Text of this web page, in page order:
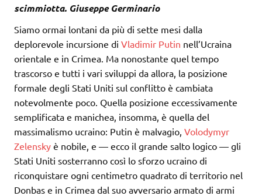
scimmiotta. Giuseppe Germinario
Siamo ormai lontani da più di sette mesi dalla
deplorevole incursione di Vladimir Putin nell’Ucraina
orientale e in Crimea. Ma nonostante quel tempo
trascorso e tutti i vari sviluppi da allora, la posizione
formale degli Stati Uniti sul conflitto è cambiata
notevolmente poco. Quella posizione eccessivamente
semplificata e manichea, insomma, è quella del
massimalismo ucraino: Putin è malvagio, Volodymyr
Zelensky è nobile, e — ecco il grande salto logico — gli
Stati Uniti sosterranno così lo sforzo ucraino di
riconquistare ogni centimetro quadrato di territorio nel
Donbas e in Crimea dal suo avversario armato di armi